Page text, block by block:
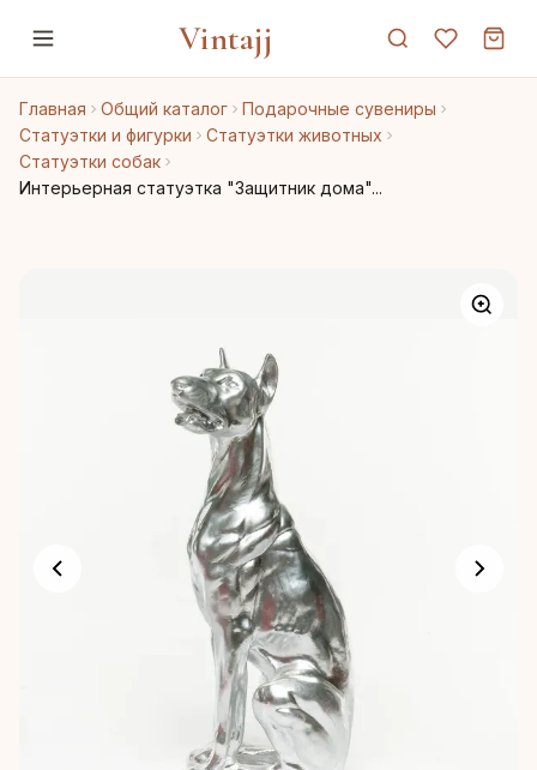
Vintajj
Главная Общий каталог
Подарочные сувениры
Статуэтки и фигурки
Статуэтки животных
Статуэтки собак
Интерьерная статуэтка "Защитник дома"...